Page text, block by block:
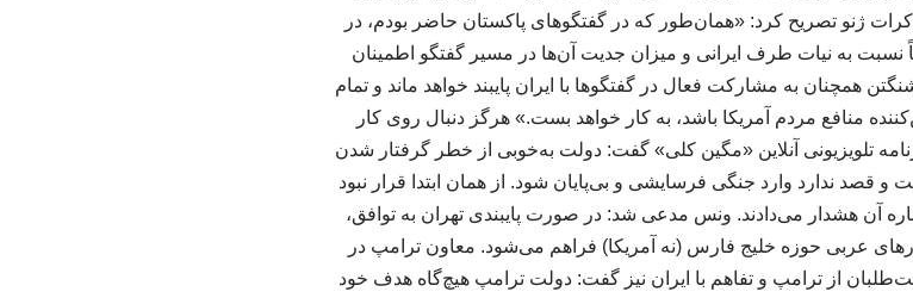
ژنو تصریح کرد: «همان‌طور که در گفتگوهای پاکستان حاضر بودم، در
به نیات طرف ایرانی و میزان جدیت آن‌ها در مسیر گفتگو اطمینان
همچنان به مشارکت فعال در گفتگوها با ایران پایبند خواهد ماند و تمام
منافع مردم آمریکا باشد، به کار خواهد بست.» هرگز دنبال روی کار
تلویزیونی آنلاین «مگین کلی» گفت: دولت به‌خوبی از خطر گرفتار شدن
قصد ندارد وارد جنگی فرسایشی و بی‌پایان شود. از همان ابتدا قرار نبود
آن هشدار می‌دادند. ونس مدعی شد: در صورت پایبندی تهران به توافق،
عربی حوزه خلیج فارس (نه آمریکا) فراهم می‌شود. معاون ترامپ در
از ترامپ و تفاهم با ایران نیز گفت: دولت ترامپ هیچ‌گاه هدف خود